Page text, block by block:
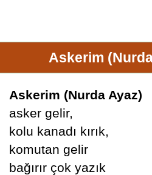
Askerim
Askerim (Nurda Ayaz)
asker gelir,
kolu kanadı kırık,
komutan gelir
bağırır çok yazık